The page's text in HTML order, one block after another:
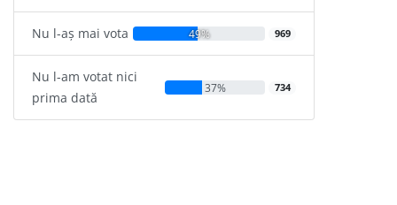
Nu l-aș mai vota 49% 969
Nu l-am votat nici
prima dată
37% 734